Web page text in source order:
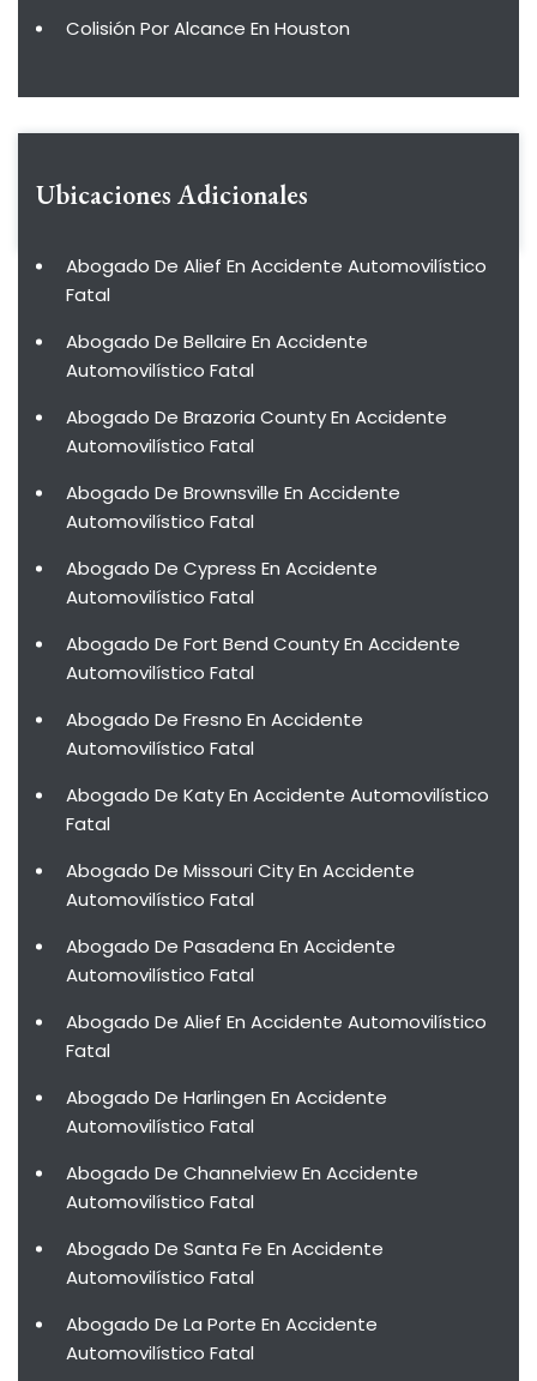
Colisión Por Alcance En Houston
Ubicaciones Adicionales
Abogado De Alief En Accidente Automovilístico
Fatal
Abogado De Bellaire En Accidente
Automovilístico Fatal
Abogado De Brazoria County En Accidente
Automovilístico Fatal
Abogado De Brownsville En Accidente
Automovilístico Fatal
Abogado De Cypress En Accidente
Automovilístico Fatal
Abogado De Fort Bend County En Accidente
Automovilístico Fatal
Abogado De Fresno En Accidente
Automovilístico Fatal
Abogado De Katy En Accidente Automovilístico
Fatal
Abogado De Missouri City En Accidente
Automovilístico Fatal
Abogado De Pasadena En Accidente
Automovilístico Fatal
Abogado De Alief En Accidente Automovilístico
Fatal
Abogado De Harlingen En Accidente
Automovilístico Fatal
Abogado De Channelview En Accidente
Automovilístico Fatal
Abogado De Santa Fe En Accidente
Automovilístico Fatal
Abogado De La Porte En Accidente
Automovilístico Fatal